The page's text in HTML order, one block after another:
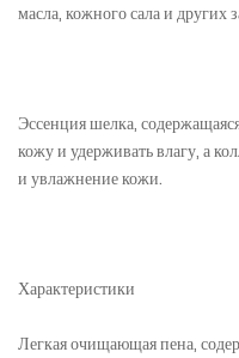
масла, кожного сала и других
Эссенция шелка,
кожу и удерживать влагу, а
и увлажнение кожи.
Характеристики
Легкая очищающая пена,